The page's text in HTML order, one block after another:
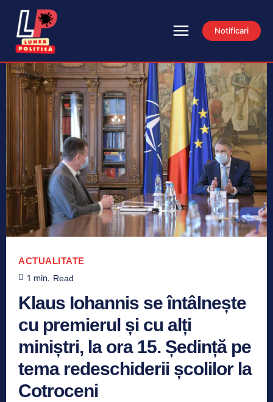
Notificari
ACTUALITATE
1 min. Read
Klaus Iohannis se întâlnește
cu premierul și cu alți
miniștri, la ora 15. Ședință pe
tema redeschiderii școlilor la
Cotroceni